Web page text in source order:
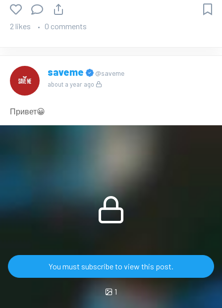
2 likes 0 comments
saveme @saveme
about a year ago
Привет😀
You must subscribe to view this post.
1